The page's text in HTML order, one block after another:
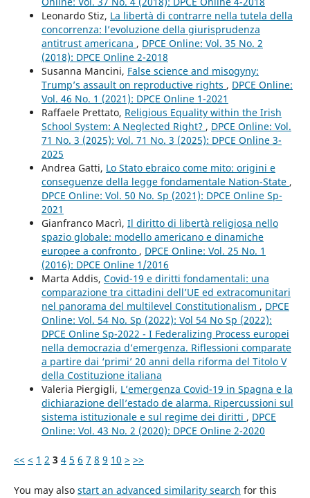
Leonardo Stiz, La libertà di contrarre nella tutela della
concorrenza: l’evoluzione della giurisprudenza
antitrust americana , DPCE Online: Vol. 35 No. 2
(2018): DPCE Online 2-2018
Susanna Mancini, False science and misogyny:
Trump’s assault on reproductive rights , DPCE Online:
Vol. 46 No. 1 (2021): DPCE Online 1-2021
Raffaele Prettato, Religious Equality within the Irish
School System: A Neglected Right? , DPCE Online: Vol.
71 No. 3 (2025): Vol. 71 No. 3 (2025): DPCE Online 3-
2025
Andrea Gatti, Lo Stato ebraico come mito: origini e
conseguenze della legge fondamentale Nation-State ,
DPCE Online: Vol. 50 No. Sp (2021): DPCE Online Sp-
2021
Gianfranco Macrì, Il diritto di libertà religiosa nello
spazio globale: modello americano e dinamiche
europee a confronto , DPCE Online: Vol. 25 No. 1
(2016): DPCE Online 1/2016
Marta Addis, Covid-19 e diritti fondamentali: una
comparazione tra cittadini dell’UE ed extracomunitari
nel panorama del multilevel Constitutionalism , DPCE
Online: Vol. 54 No. Sp (2022): Vol 54 No Sp (2022):
DPCE Online Sp-2022 - I Federalizing Process europei
nella democrazia d’emergenza. Riflessioni comparate
a partire dai ‘primi’ 20 anni della riforma del Titolo V
della Costituzione italiana
Valeria Piergigli, L’emergenza Covid-19 in Spagna e la
dichiarazione dell’estado de alarma. Ripercussioni sul
sistema istituzionale e sul regime dei diritti , DPCE
Online: Vol. 43 No. 2 (2020): DPCE Online 2-2020
<< < 1 2 3 4 5 6 7 8 9 10 > >>
You may also start an advanced similarity search for this